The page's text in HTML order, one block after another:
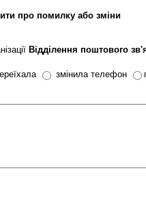
про помилку або зміни
Відділення поштового
змінила телефон